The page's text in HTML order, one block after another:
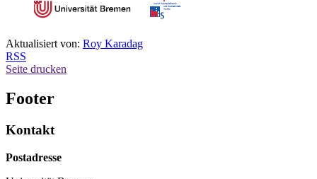
Aktualisiert von: Roy Karadag
RSS
Seite drucken
Footer
Kontakt
Postadresse